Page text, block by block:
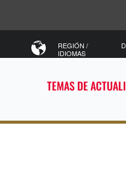
TEMAS DE
REGIÓN /
IDIOMAS